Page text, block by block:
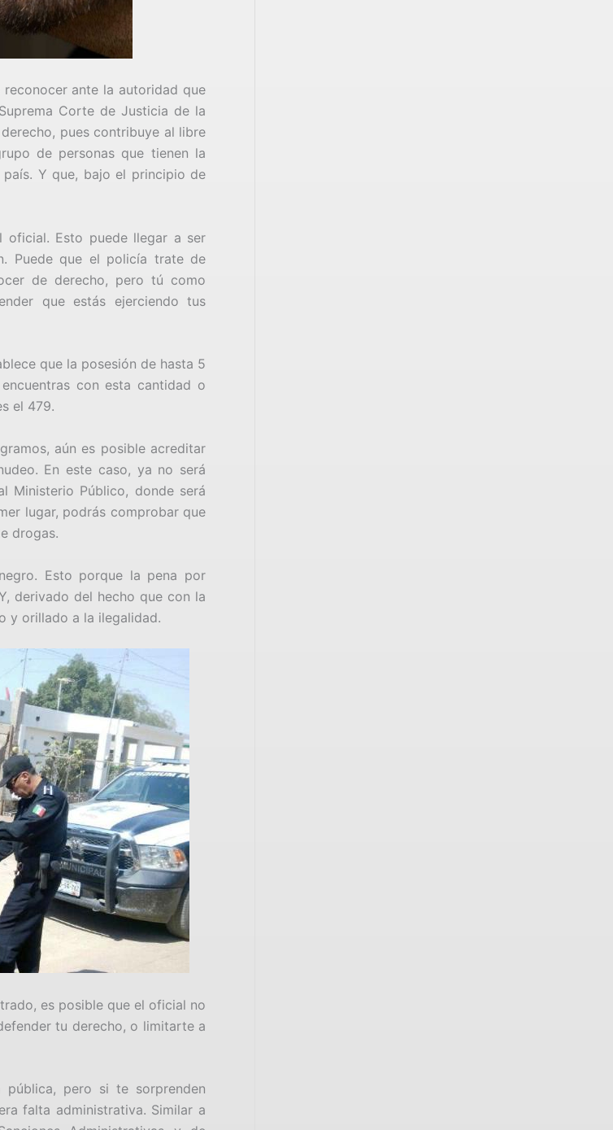
reconocer ante la autoridad que
Corte de Justicia de la
pues contribuye al libre
de personas que tienen la
Y que, bajo el principio de
Esto puede llegar a ser
Puede que el policía trate de
de derecho, pero tú como
que estás ejerciendo tus
que la posesión de hasta 5
con esta cantidad o
el 479.
aún es posible acreditar
En este caso, ya no será
Ministerio Público, donde será
lugar, podrás comprobar que
drogas.
Esto porque la pena por
derivado del hecho que con la
y orillado a la ilegalidad.
es posible que el oficial no
tu derecho, o limitarte a
pública, pero si te sorprenden
falta administrativa. Similar a